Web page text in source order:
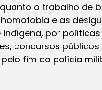
o trabalho de
e as
por
concursos
fim da polícia